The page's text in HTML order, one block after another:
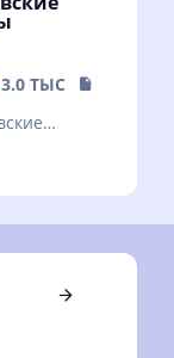
3.0 ТЫС